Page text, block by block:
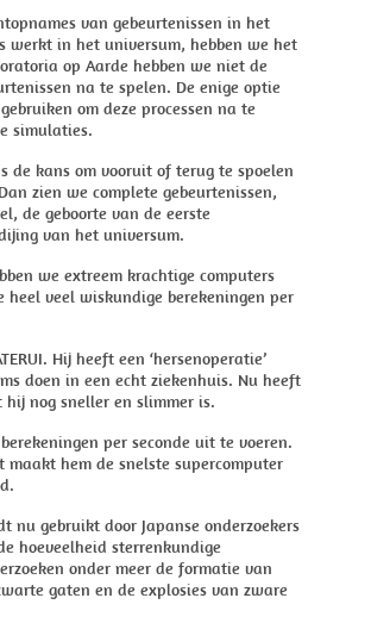
van gebeurtenissen in het
werkt in het universum, hebben we het
op Aarde hebben we niet de
na te spelen. De enige optie
om deze processen na te
simulaties.
de kans om vooruit of terug te spoelen
zien we complete gebeurtenissen,
de geboorte van de eerste
van het universum.
we extreem krachtige computers
heel veel wiskundige berekeningen per
Hij heeft een ‘hersenoperatie’
doen in een echt ziekenhuis. Nu heeft
hij nog sneller en slimmer is.
per seconde uit te voeren.
maakt hem de snelste supercomputer
nu gebruikt door Japanse onderzoekers
hoeveelheid sterrenkundige
onder meer de formatie van
gaten en de explosies van zware